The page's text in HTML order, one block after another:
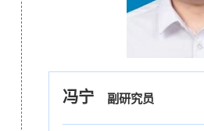
冯宁 副研究员